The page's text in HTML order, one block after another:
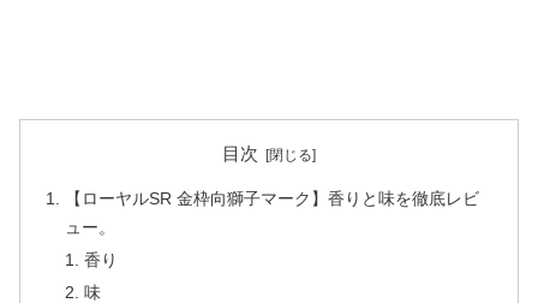
目次
【ローヤルSR 金枠向獅子マーク】香りと味を徹底レビ
ュー。
香り
味